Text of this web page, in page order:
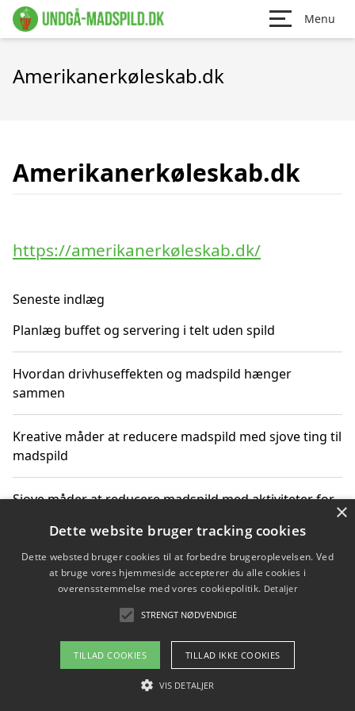
Menu
Amerikanerkøleskab.dk
Amerikanerkøleskab.dk
https://amerikanerkøleskab.dk/
Seneste indlæg
Planlæg buffet og servering i telt uden spild
Hvordan drivhuseffekten og madspild hænger
sammen
Kreative måder at reducere madspild med sjove ting til
madspild
Sjove måder at reducere madspild med aktiviteter for
Hvor finder jeg nemme måltidskasser i Vejle
Om / kontakt
Blog Betingelser
×
Dette website bruger tracking cookies
Dette websted bruger cookies til at forbedre brugeroplevelsen. Ved
at bruge vores hjemmeside accepterer du alle cookies i
overensstemmelse med vores cookiepolitik. Detaljer
STRENGT NØDVENDIGE
TILLAD COOKIES TILLAD IKKE COOKIES
VIS DETALJER